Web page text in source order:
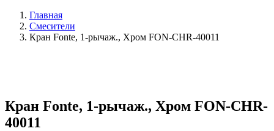
Главная
Смесители
Кран Fonte, 1-рычаж., Хром FON-CHR-40011
Кран Fonte, 1-рычаж., Хром FON-CHR-
40011